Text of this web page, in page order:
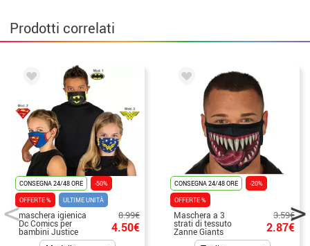
Prodotti correlati
CONSEGNA 24/48 ORE
-50%
OFFERTE %
ULTIME UNITÀ
maschera igienica
Dc Comics per
bambini Justice
League
8.99€
4.50€
CONSEGNA 24/48 ORE
-20%
OFFERTE %
Maschera a 3
strati di tessuto
Zanne Giants
3.59€
2.87€